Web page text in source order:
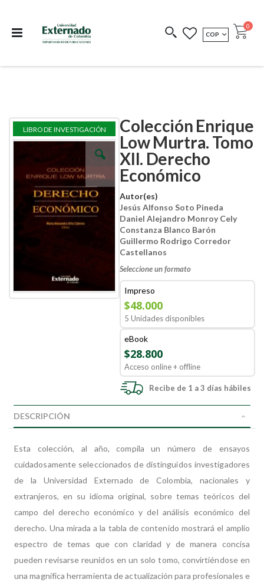
COEDICIONES REDIMIR CÓDIGO
MONEDA
COP Cart
0
Colección Enrique
Low Murtra. Tomo
XII. Derecho
Económico
Autor(es)
Jesús Alfonso Soto Pineda
Daniel Alejandro Monroy Cely
Constanza Blanco Barón
Guillermo Rodrigo Corredor
Castellanos
Seleccione un formato
Impreso
$48.000
5 Unidades disponibles
eBook
$28.800
Acceso online + offline
Recibe de 1 a 3 días hábiles
Skip
the
gallery
Skip
the
gallery
LIBRO DE INVESTIGACIÓN
DESCRIPCIÓN
Esta colección, al año, compila un número de ensayos
cuidadosamente seleccionados de distinguidos investigadores
de la Universidad Externado de Colombia, nacionales y
extranjeros, en su idioma original, sobre temas teóricos del
campo del derecho económico y del análisis económico del
derecho. Una mirada a la tabla de contenido mostrará el amplio
espectro de temas que con claridad y de manera concisa
pueden revisarse reunidos en un solo tomo, convirtiéndose en
una magnífica herramienta de actualización para profesionales e